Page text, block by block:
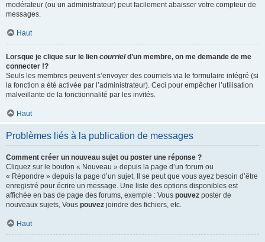
modérateur (ou un administrateur) peut facilement abaisser votre compteur de
messages.
Haut
Lorsque je clique sur le lien courrield’un membre, on me demande de me
connecter !?
Seuls les membres peuvent s’envoyer des courriels via le formulaire intégré (si
la fonction a été activée par l’administrateur). Ceci pour empêcher l’utilisation
malveillante de la fonctionnalité par les invités.
Haut
Problèmes liés à la publication de messages
Comment créer un nouveau sujet ou poster une réponse ?
Cliquez sur le bouton « Nouveau » depuis la page d’un forum ou
« Répondre » depuis la page d’un sujet. Il se peut que vous ayez besoin d’être
enregistré pour écrire un message. Une liste des options disponibles est
affichée en bas de page des forums, exemple : Vous pouvez poster de
nouveaux sujets, Vous pouvez joindre des fichiers, etc.
Haut